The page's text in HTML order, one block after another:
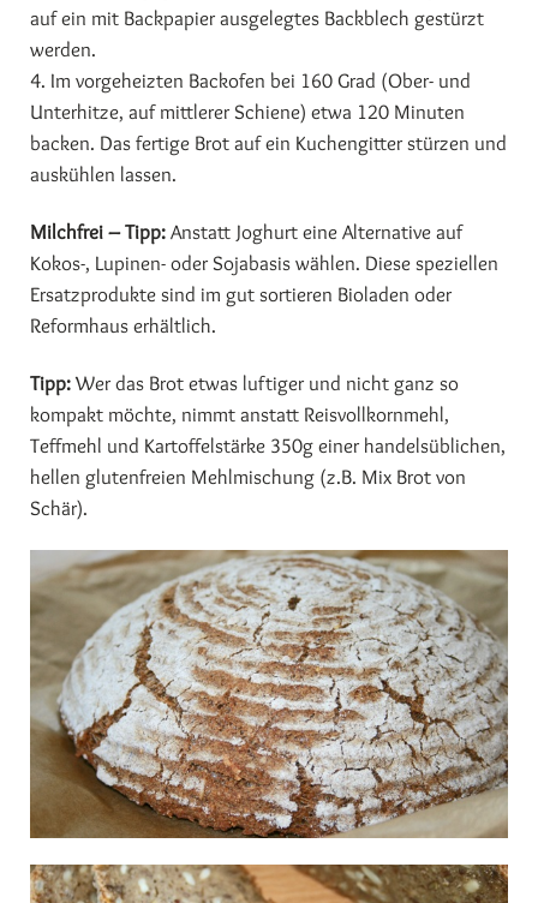
auf ein mit Backpapier ausgelegtes Backblech gestürzt
werden.
4. Im vorgeheizten Backofen bei 160 Grad (Ober- und
Unterhitze, auf mittlerer Schiene) etwa 120 Minuten
backen. Das fertige Brot auf ein Kuchengitter stürzen und
auskühlen lassen.
Milchfrei – Tipp: Anstatt Joghurt eine Alternative auf
Kokos-, Lupinen- oder Sojabasis wählen. Diese speziellen
Ersatzprodukte sind im gut sortieren Bioladen oder
Reformhaus erhältlich.
Tipp:Wer das Brot etwas luftiger und nicht ganz so
kompakt möchte, nimmt anstatt Reisvollkornmehl,
Teffmehl und Kartoffelstärke 350g einer handelsüblichen,
hellen glutenfreien Mehlmischung (z.B. Mix Brot von
Schär).